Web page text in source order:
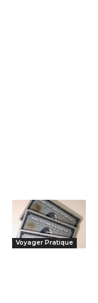
Voyager Pratique